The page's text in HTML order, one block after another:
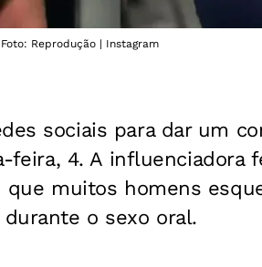
Reprodução | Instagram
sociais para dar um
feira, 4. A influenciadora
muitos homens
o sexo oral.